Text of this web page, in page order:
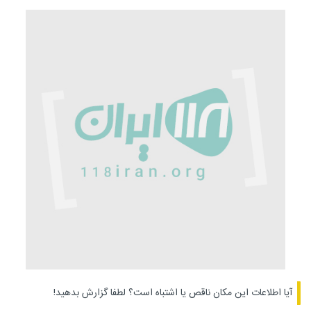
آیا اطلاعات این مکان ناقص یا اشتباه است؟ لطفا گزارش بدهید!